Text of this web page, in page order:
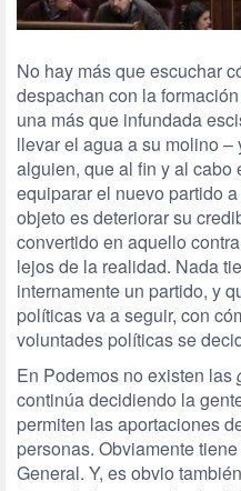
No hay más que escuchar
despachan con la
una más que infundada
llevar el agua a su molino
alguien, que al fin y al cabo
equiparar el nuevo partido
objeto es deteriorar su
convertido en aquello
lejos de la realidad. Nada
internamente un partido, y
políticas va a seguir, con
voluntades políticas se
En Podemos no existen las
continúa decidiendo la
permiten las aportaciones
personas. Obviamente
General. Y, es obvio